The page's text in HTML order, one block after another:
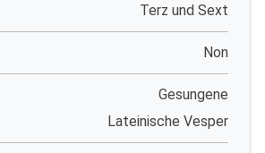
Terz und Sext
Non
Gesungene
Lateinische Vesper